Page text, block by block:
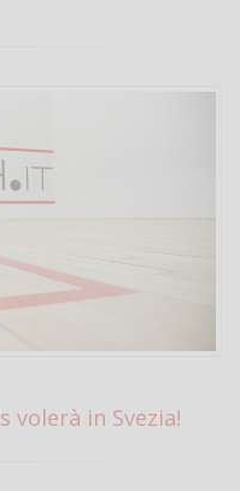
volerà in Svezia!